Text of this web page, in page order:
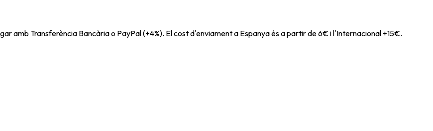
amb Transferència Bancària o PayPal (+4%). El cost d'enviament a Espanya és a partir de 6€ i l'Internacional +15€.